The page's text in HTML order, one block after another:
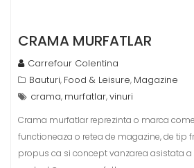
CRAMA MURFATLAR
Carrefour Colentina
Bauturi, Food & Leisure, Magazine
crama, murfatlar,vinuri
Crama murfatlar reprezinta o marca
functioneaza o retea de magazine, de tip
propus ca si concept vanzarea asistata a